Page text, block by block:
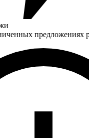
предложениях